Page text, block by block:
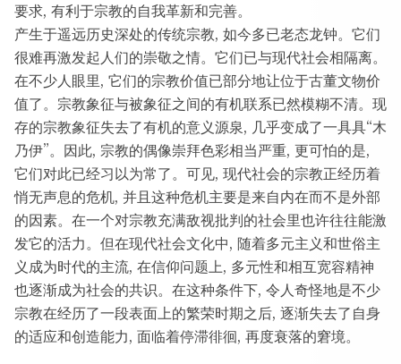
要求, 有利于宗教的自我革新和完善。
产生于遥远历史深处的传统宗教, 如今多已老态龙钟。它们
很难再激发起人们的崇敬之情。它们已与现代社会相隔离。
在不少人眼里, 它们的宗教价值已部分地让位于古董文物价
值了。宗教象征与被象征之间的有机联系已然模糊不清。现
存的宗教象征失去了有机的意义源泉, 几乎变成了一具具“木
乃伊”。因此, 宗教的偶像崇拜色彩相当严重, 更可怕的是,
它们对此已经习以为常了。可见, 现代社会的宗教正经历着
悄无声息的危机, 并且这种危机主要是来自内在而不是外部
的因素。在一个对宗教充满敌视批判的社会里也许往往能激
发它的活力。但在现代社会文化中, 随着多元主义和世俗主
义成为时代的主流, 在信仰问题上, 多元性和相互宽容精神
也逐渐成为社会的共识。在这种条件下, 令人奇怪地是不少
宗教在经历了一段表面上的繁荣时期之后, 逐渐失去了自身
的适应和创造能力, 面临着停滞徘徊, 再度衰落的窘境。